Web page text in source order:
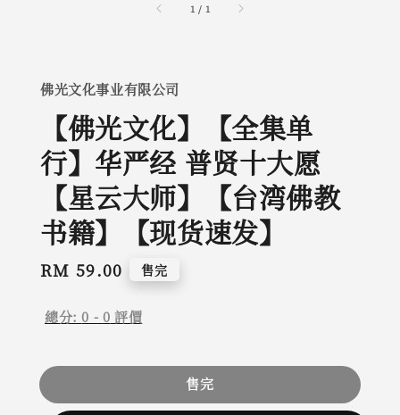
1 / 1
佛光文化事业有限公司
【佛光文化】【全集单
行】华严经 普贤十大愿
【星云大师】【台湾佛教
书籍】【现货速发】
Regular
RM 59.00 售完
總分:0 - 0 評價
售完